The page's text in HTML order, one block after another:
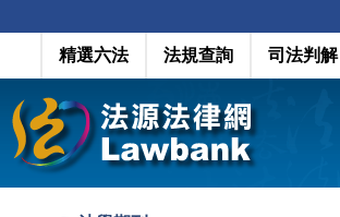
精選六法 法規查詢 司法判解